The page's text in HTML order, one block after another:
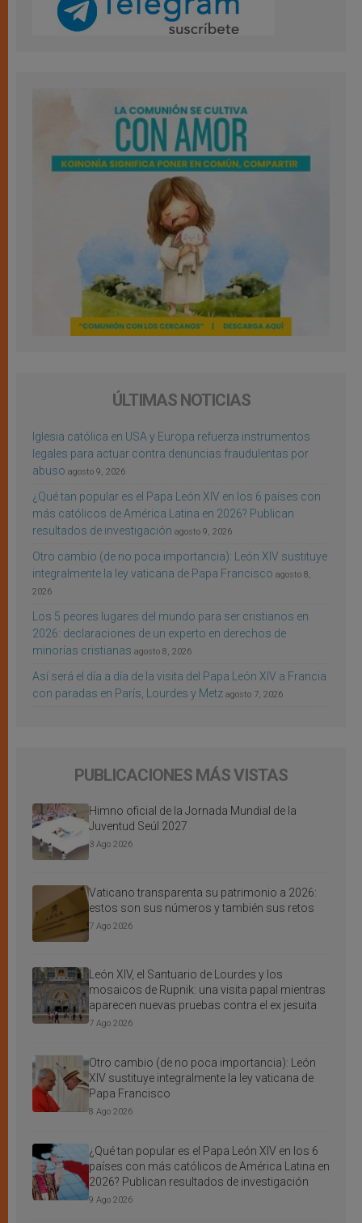
ÚLTIMAS NOTICIAS
Iglesia católica en USA y Europa refuerza instrumentos
legales para actuar contra denuncias fraudulentas por
abuso agosto 9, 2026
¿Qué tan popular es el Papa León XIV en los 6 países con
más católicos de América Latina en 2026? Publican
resultados de investigación agosto 9, 2026
Otro cambio (de no poca importancia): León XIV sustituye
integralmente la ley vaticana de Papa Francisco agosto 8,
2026
Los 5 peores lugares del mundo para ser cristianos en
2026: declaraciones de un experto en derechos de
minorías cristianas agosto 8, 2026
Así será el día a día de la visita del Papa León XIV a Francia
con paradas en París, Lourdes y Metz agosto 7, 2026
PUBLICACIONES MÁS VISTAS
Himno oficial de la Jornada Mundial de la
Juventud Seúl 2027
3 Ago 2026
Vaticano transparenta su patrimonio a 2026:
estos son sus números y también sus retos
7 Ago 2026
León XIV, el Santuario de Lourdes y los
mosaicos de Rupnik: una visita papal mientras
aparecen nuevas pruebas contra el ex jesuita
7 Ago 2026
Otro cambio (de no poca importancia): León
XIV sustituye integralmente la ley vaticana de
Papa Francisco
8 Ago 2026
¿Qué tan popular es el Papa León XIV en los 6
países con más católicos de América Latina en
2026? Publican resultados de investigación
9 Ago 2026